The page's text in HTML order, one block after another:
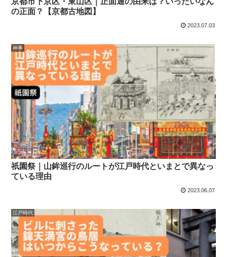
の正面？【京都古地図】
2023.07.03
神事
祇園祭｜山鉾巡行のルートが江戸時代といまとで異なっ
ている理由
2023.06.07
江戸時代